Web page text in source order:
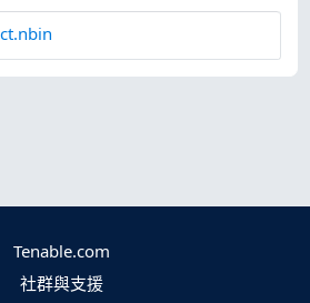
Tenable.com
社群與支援